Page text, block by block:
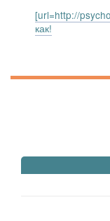
[url=http://
как!